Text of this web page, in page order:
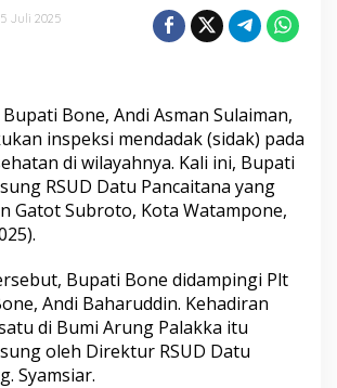
Juli 2025
Bone, Andi Asman Sulaiman,
inspeksi mendadak (sidak) pada
di wilayahnya. Kali ini, Bupati
RSUD Datu Pancaitana yang
Gatot Subroto, Kota Watampone,
Bupati Bone didampingi Plt
Andi Baharuddin. Kehadiran
di Bumi Arung Palakka itu
oleh Direktur RSUD Datu
Syamsiar.